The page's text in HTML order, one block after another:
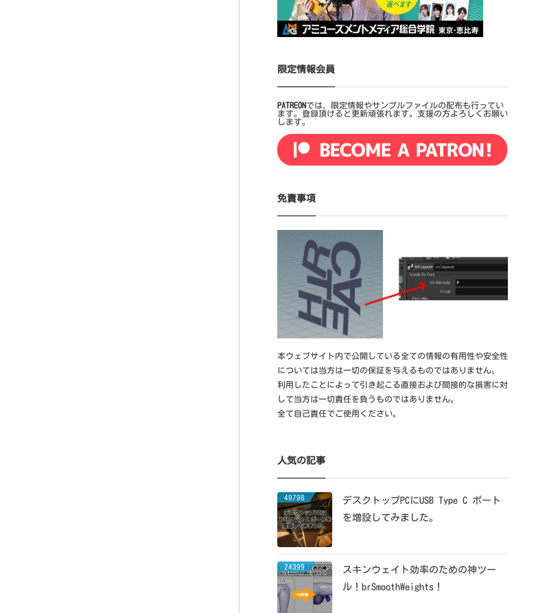
限定情報会員
PATREONでは、限定情報やサンプルファイルの配布も行ってい
ます。登録頂けると更新頑張れます。支援の方よろしくお願い
します。
免責事項
本ウェブサイト内で公開している全ての情報の有用性や安全性
については当方は一切の保証を与えるものではありません。
利用したことによって引き起こる直接および間接的な損害に対
して当方は一切責任を負うものではありません。
全て自己責任でご使用ください。
人気の記事
49798
デスクトップPCにUSB Type C ポート
を増設してみました。
24399
スキンウェイト効率のための神ツー
ル！brSmoothWeights！